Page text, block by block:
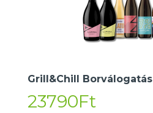
Grill&Chill Borválogatás
23790Ft